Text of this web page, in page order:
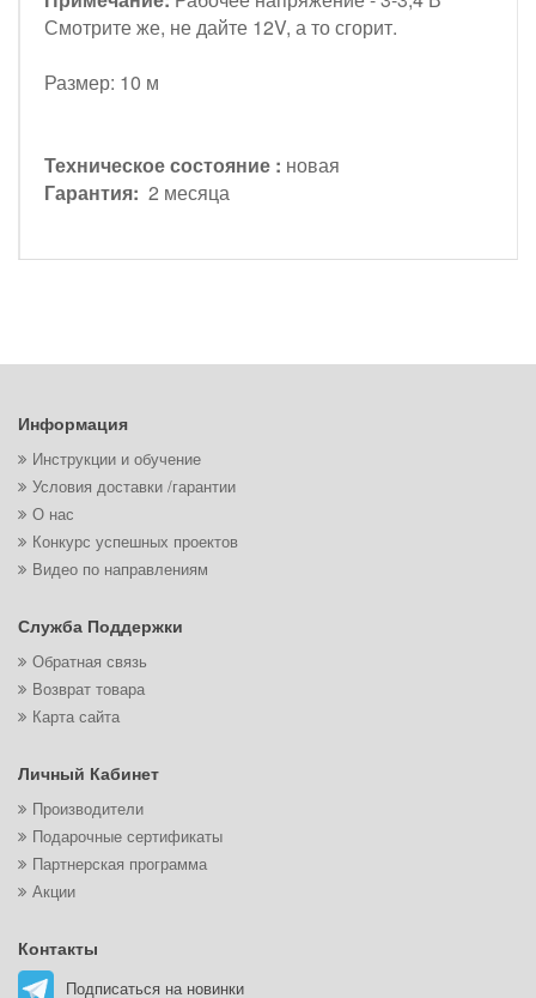
Смотрите же, не дайте 12V, а то сгорит.
Размер: 10 м
Техническое состояние : новая
Гарантия: 2 месяца
Информация
Инструкции и обучение
Условия доставки /гарантии
О нас
Конкурс успешных проектов
Видео по направлениям
Служба Поддержки
Обратная связь
Возврат товара
Карта сайта
Личный Кабинет
Производители
Подарочные сертификаты
Партнерская программа
Акции
Контакты
Подписаться на новинки